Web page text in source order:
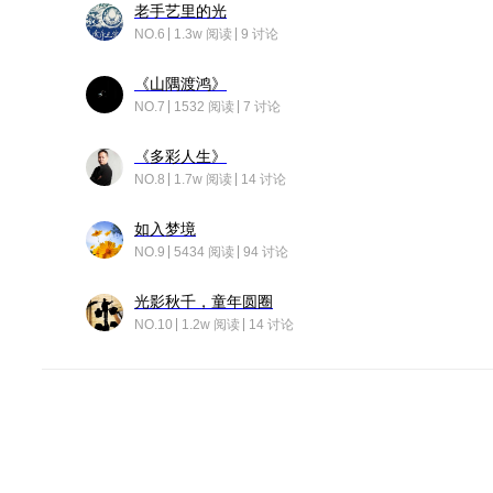
老手艺里的光
NO.6 1.3w 阅读 9 讨论
《山隅渡鸿》
NO.7 1532 阅读 7 讨论
《多彩人生》
NO.8 1.7w 阅读 14 讨论
如入梦境
NO.9 5434 阅读 94 讨论
光影秋千，童年圆圈
NO.10 1.2w 阅读 14 讨论